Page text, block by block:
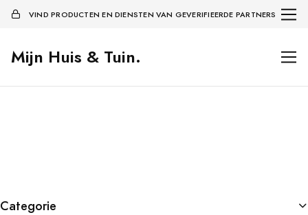
VIND PRODUCTEN EN DIENSTEN VAN GEVERIFIEERDE PARTNERS
Mijn Huis & Tuin.
Categorie